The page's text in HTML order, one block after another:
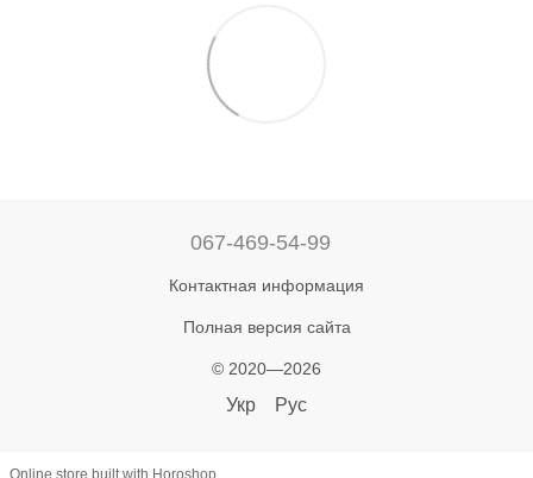
067-469-54-99
Контактная информация
Полная версия сайта
© 2020—2026
Укр Рус
Online store built with Horoshop